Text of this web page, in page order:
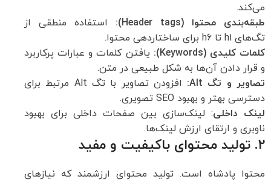
می‌کند.
طبقه‌بندی محتوا (Header tags):
استفاده منطقی از
تگ‌های h1 تا h6 برای ساختاردهی محتوا.
کلمات کلیدی (Keywords):
یافتن کلمات و عبارات پرکاربرد
و قرار دادن آن‌ها به شکل طبیعی در متن.
تصاویر و تگ Alt:
افزودن تصاویر با تگ Alt مرتبط برای
دسترسی بهتر و بهبود SEO تصویری.
لینک داخلی: لینک‌سازی بین صفحات داخلی برای بهبود
ناوبری و ارتقای ارزش لینک‌ها.
2. تولید محتوای باکیفیت و مفید
محتوا پادشاه است. تولید محتوای ارزشمند که نیازهای